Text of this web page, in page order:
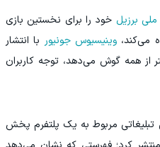
برزیل خود را برای نخستین بازی
وینیسیوس جونیور با انتشار
از همه گوش می‌دهد، توجه کاربران
تبلیغاتی مربوط به یک پلتفرم پخش